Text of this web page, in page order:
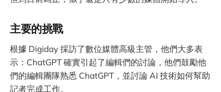
主要的挑戰
根據 Digiday 採訪了數位媒體高級主管，他們大多表
示：ChatGPT 確實引起了編輯們的討論，他們鼓勵他
們的編輯團隊熟悉 ChatGPT，並討論 AI 技術如何幫助
記者完成工作。